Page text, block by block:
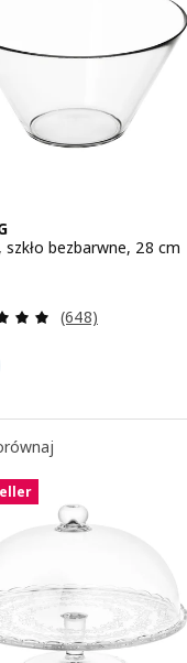
liczba recenzji:
szkło bezbarwne, 28 cm
9,99
Recenzja: 4.9
(648)